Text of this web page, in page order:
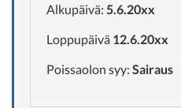
Alkupäivä: 5.6.20xx
Loppupäivä 12.6.20xx
Poissaolon syy: Sairaus